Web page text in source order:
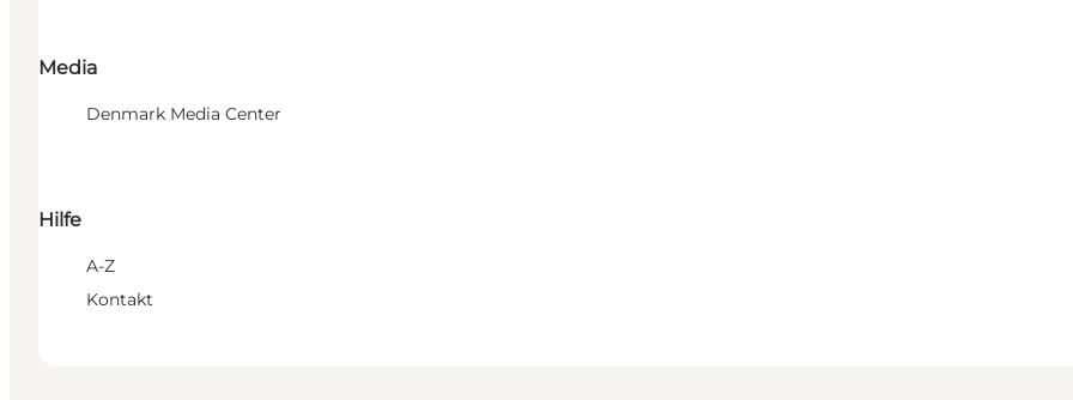
Media
Denmark Media Center
Hilfe
A-Z
Kontakt